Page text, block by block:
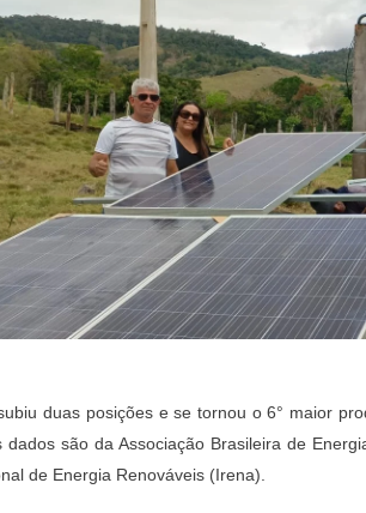
duas posições e se tornou o 6° maior
dados são da Associação Brasileira de
de Energia Renováveis (Irena).